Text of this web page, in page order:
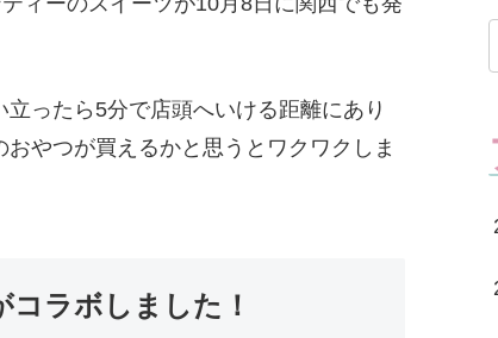
ったら5分で店頭へいける距離にあり
やつが買えるかと思うとワクワクしま
ラボしました！